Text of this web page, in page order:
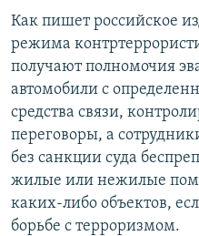
Как пишет российское
режима
получают полномочия
автомобили с
средства связи,
переговоры, а
без санкции суда
жилые или нежилые
каких-либо объектов,
борьбе с терроризмом.